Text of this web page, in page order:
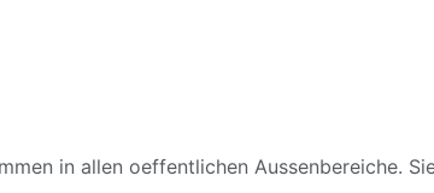
in allen oeffentlichen Aussenbereiche.